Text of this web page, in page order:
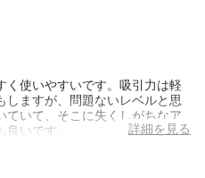
く使いやすいです。吸引力は軽
しますが、問題ないレベルと思
ていて、そこに失くしがちなア
いです。
詳細を見る